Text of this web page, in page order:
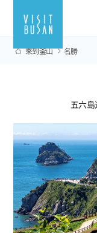
來到釜山 名勝
五六